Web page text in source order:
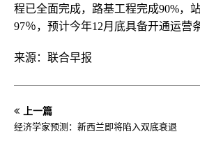
程已全面完成，路基工程完成90%，
97％，预计今年12月底具备开通运营
来源：联合早报
上一篇
经济学家预测：新西兰即将陷入双底衰退